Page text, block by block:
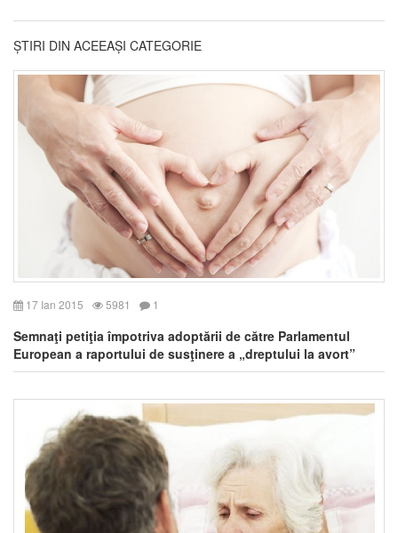
ȘTIRI DIN ACEEAȘI CATEGORIE
17 Ian 2015 5981 1
Semnaţi petiţia împotriva adoptării de către Parlamentul
European a raportului de susţinere a „dreptului la avort”